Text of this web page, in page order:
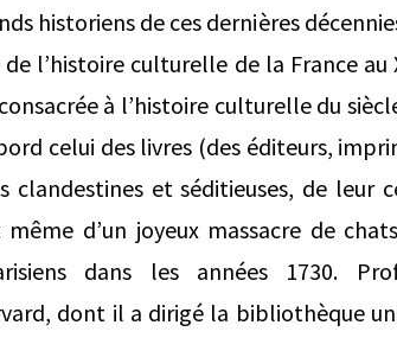
historiens de ces dernières
l’histoire culturelle de la France au
à l’histoire culturelle du
celui des livres (des éditeurs,
et séditieuses, de leur
d’un joyeux massacre de
dans les années 1730.
dont il a dirigé la bibliothèque